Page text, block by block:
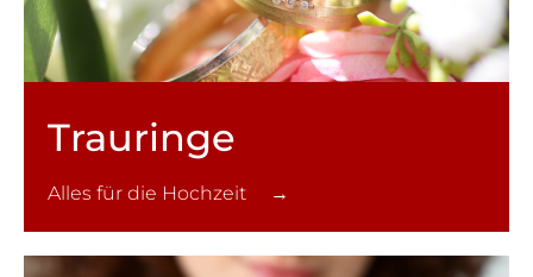
Trauringe
Alles für die Hochzeit →